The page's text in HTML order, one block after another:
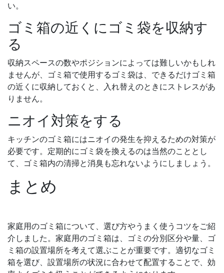
い。
ゴミ箱の近くにゴミ袋を収納す
る
収納スペースの数やポジションによっては難しいかもしれ
ませんが、ゴミ箱で使用するゴミ袋は、できるだけゴミ箱
の近くに収納しておくと、入れ替えのときにストレスがあ
りません。
ニオイ対策をする
キッチンのゴミ箱にはニオイの発生を抑えるための対策が
必要です。定期的にゴミ袋を換えるのは当然のこととし
て、ゴミ箱内の清掃と消臭も忘れないようにしましょう。
まとめ
家庭用のゴミ箱について、選び方やうまく使うコツをご紹
介しました。家庭用のゴミ箱は、ゴミの分別区分や量、ゴ
ミ箱の設置場所を考えて選ぶことが重要です。適切なゴミ
箱を選び、設置場所の状況に合わせて配置することで、効